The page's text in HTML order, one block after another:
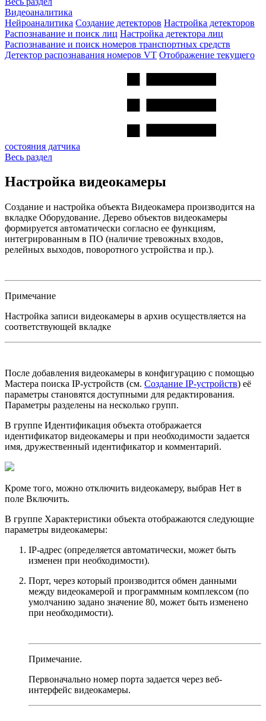
Видеоаналитика
Нейроаналитика Создание детекторов Настройка детекторов
Распознавание и поиск лиц Настройка детектора лиц
Распознавание и поиск номеров транспортных средств
Детектор распознавания номеров VT Отображение текущего
состояния датчика
Весь раздел
Настройка видеокамеры
Создание и настройка объекта Видеокамера производится на
вкладке Оборудование. Дерево объектов видеокамеры
формируется автоматически согласно ее функциям,
интегрированным в ПО (наличие тревожных входов,
релейных выходов, поворотного устройства и пр.).
Примечание
Настройка записи видеокамеры в архив осуществляется на
соответствующей вкладке
После добавления видеокамеры в конфигурацию с помощью
Мастера поиска IP-устройств (см. Создание IP-устройств) её
параметры становятся доступными для редактирования.
Параметры разделены на несколько групп.
В группе Идентификация объекта отображается
идентификатор видеокамеры и при необходимости задается
имя, дружественный идентификатор и комментарий.
Кроме того, можно отключить видеокамеру, выбрав Нет в
поле Включить.
В группе Характеристики объекта отображаются следующие
параметры видеокамеры:
IP-адрес (определяется автоматически, может быть
изменен при необходимости).
Порт, через который производится обмен данными
между видеокамерой и программным комплексом (по
умолчанию задано значение 80, может быть изменено
при необходимости).
Примечание.
Первоначально номер порта задается через веб-
интерфейс видеокамеры.